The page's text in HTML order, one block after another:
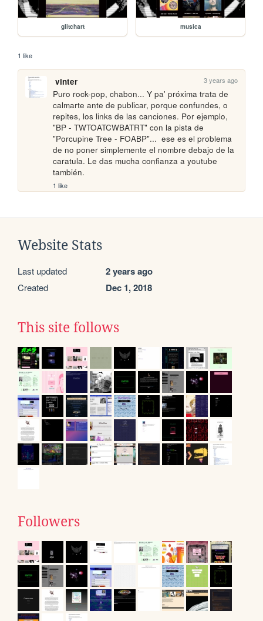
glitchart musica
1 like
vinter 3 years ago
Puro rock-pop, chabon... Y pa' próxima trata de
calmarte ante de publicar, porque confundes, o
repites, los links de las canciones. Por ejemplo,
"BP - TWTOATCWBATRT" con la pista de
"Porcupine Tree - FOABP"...  ese es el problema
de no poner simplemente el nombre debajo de la
caratula. Le das mucha confianza a youtube
también.
1 like
Website Stats
Last updated 2 years ago
Created Dec 1, 2018
This site follows
Followers